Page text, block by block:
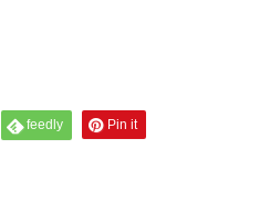
feedly Pin it